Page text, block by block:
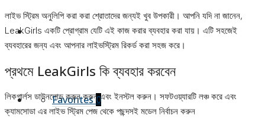
Contact
Favorites0
লাইভ স্ট্রিম অনুলিপি করা করা শ্রোতাদের জন্যই খুব উপকারী। আপনি যদি না জানেন,
LeakGirls একটি প্রোগ্রাম যেটি এই কাজ করার ব্যবহার করা যায়। এটি সহজেই
ব্যবহারের জন্য এবং আপনার লাইভস্ট্রিম রিকর্ড করা সহজ করে।
প্রথমে LeakGirls কি ব্যবহার করবেন
লিকগার্লস ডাউনলোড করুন করুন এবং ইনস্টল করুন। সফটওয়্যারটি লঞ্চ করে এবং
ক্যামসোডা এর লাইভ স্ট্রিম পেজ থেকে পছন্দসই মডেল নির্বাচন করুন